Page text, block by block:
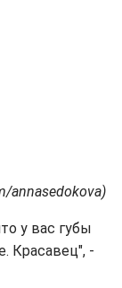
annasedokova)
у вас губы
Красавец", -